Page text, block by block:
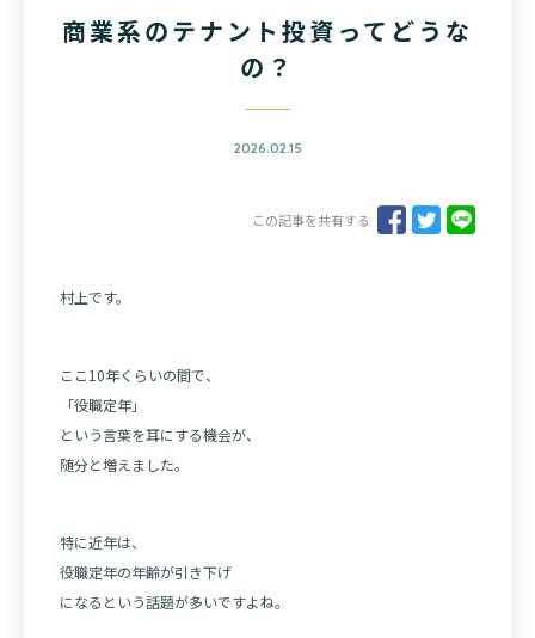
商業系のテナント投資ってどうな
の？
2026.02.15
この記事を共有する
村上です。
ここ10年くらいの間で、
「役職定年」
という言葉を耳にする機会が、
随分と増えました。
特に近年は、
役職定年の年齢が引き下げ
になるという話題が多いですよね。